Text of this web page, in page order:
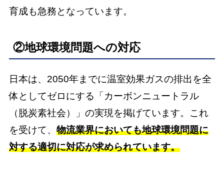
育成も急務となっています。
②地球環境問題への対応
日本は、2050年までに温室効果ガスの排出を全
体としてゼロにする「カーボンニュートラル
（脱炭素社会）」の実現を掲げています。これ
を受けて、 物流業界においても地球環境問題に
対する適切に対応が求められています。